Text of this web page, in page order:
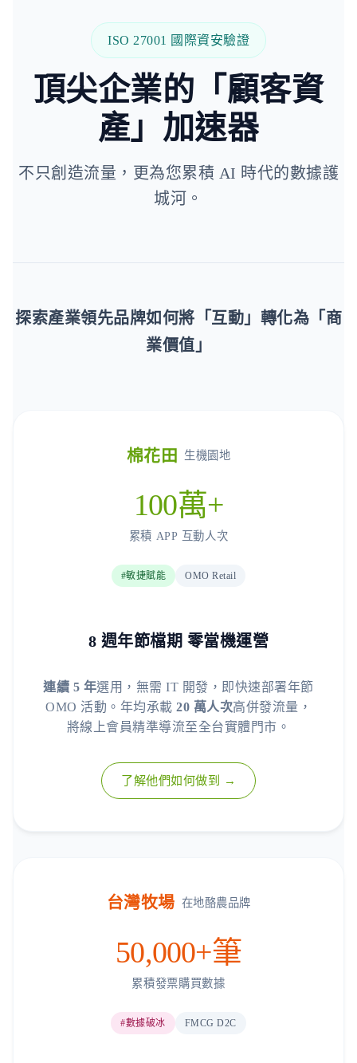
ISO 27001 國際資安驗證
頂尖企業的「顧客資
產」加速器
不只創造流量，更為您累積 AI 時代的數據護
城河。
探索產業領先品牌如何將「互動」轉化為「商
業價值」
棉花田 生機園地
100萬+
累積 APP 互動人次
#敏捷賦能 OMO Retail
8 週年節檔期 零當機運營
連續 5 年選用，無需 IT 開發，即快速部署年節
OMO 活動。年均承載 20 萬人次高併發流量，
將線上會員精準導流至全台實體門市。
了解他們如何做到 →
台灣牧場 在地酪農品牌
50,000+筆
累積發票購買數據
#數據破冰 FMCG D2C